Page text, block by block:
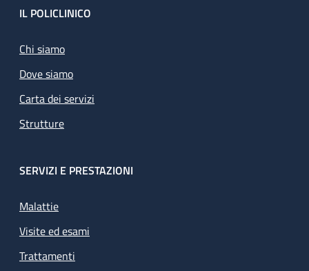
Footer
IL POLICLINICO
Chi siamo
Dove siamo
Carta dei servizi
Strutture
SERVIZI E PRESTAZIONI
Malattie
Visite ed esami
Trattamenti